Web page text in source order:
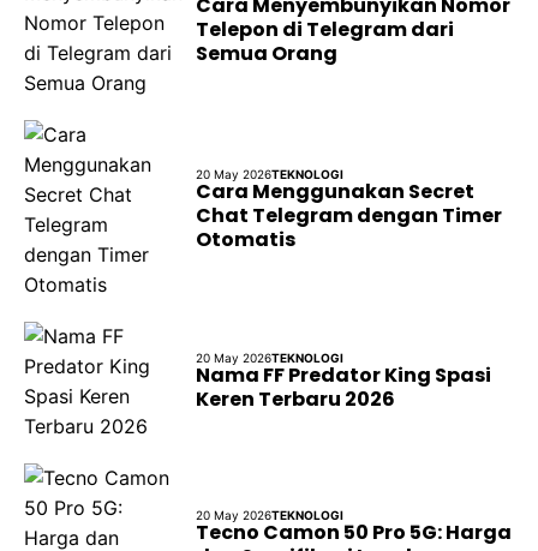
Telepon di Telegram dari
Semua Orang
20 May 2026TEKNOLOGI
Cara Menggunakan Secret
Chat Telegram dengan Timer
Otomatis
20 May 2026TEKNOLOGI
Nama FF Predator King Spasi
Keren Terbaru 2026
20 May 2026TEKNOLOGI
Tecno Camon 50 Pro 5G: Harga